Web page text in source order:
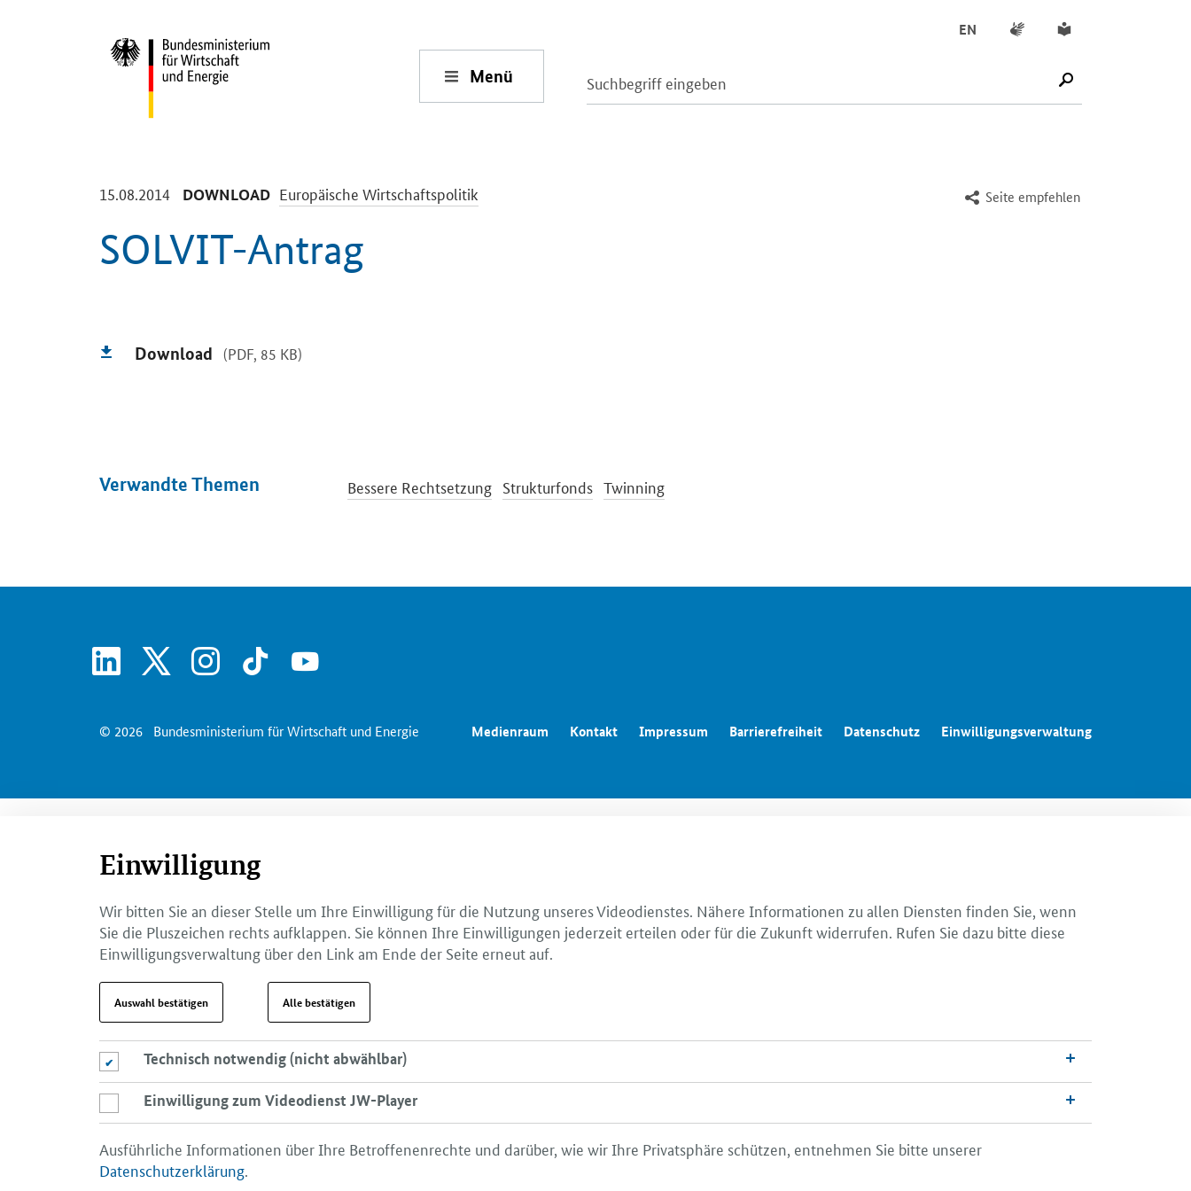
Menü SUCHE STARTEN
EN Gebärdensprache
Leichte Sprache
Seite empfehlen
15.08.2014 -
DOWNLOAD -
Europäische Wirtschaftspolitik
SOLVIT-Antrag
Download (PDF, 85 KB)
Verwandte Themen Bessere Rechtsetzung Strukturfonds Twinning
linkedin instagram tiktok youtube
© 2026 Bundesministerium für Wirtschaft und Energie Medienraum Kontakt Impressum Barrierefreiheit Datenschutz Einwilligungsverwaltung
Einwilligung
Wir bitten Sie an dieser Stelle um Ihre Einwilligung für die Nutzung unseres Videodienstes. Nähere Informationen zu allen Diensten finden Sie, wenn
Sie die Pluszeichen rechts aufklappen. Sie können Ihre Einwilligungen jederzeit erteilen oder für die Zukunft widerrufen. Rufen Sie dazu bitte diese
Einwilligungsverwaltung über den Link am Ende der Seite erneut auf.
Auswahl bestätigen Alle bestätigen
Technisch notwendig (nicht abwählbar)
Technisch notwendig (nicht abwählbar)
Einwilligung zum Videodienst JW-Player
Einwilligung zum Videodienst JW-Player
Ausführliche Informationen über Ihre Betroffenenrechte und darüber, wie wir Ihre Privatsphäre schützen, entnehmen Sie bitte unserer
Datenschutzerklärung.